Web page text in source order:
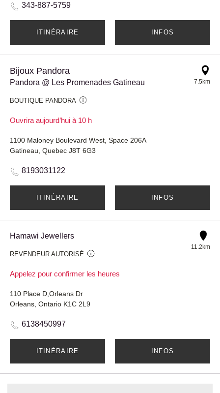
343-887-5759
ITINÉRAIRE INFOS
Bijoux Pandora
Pandora @ Les Promenades Gatineau
BOUTIQUE PANDORA
Ouvrira aujourd’hui à 10 h
7.5km
1100 Maloney Boulevard West, Space 206A
Gatineau, Quebec J8T 6G3
8193031122
ITINÉRAIRE INFOS
Hamawi Jewellers
REVENDEUR AUTORISÉ
Appelez pour confirmer les heures
11.2km
110 Place D,Orleans Dr
Orleans, Ontario K1C 2L9
6138450997
ITINÉRAIRE INFOS